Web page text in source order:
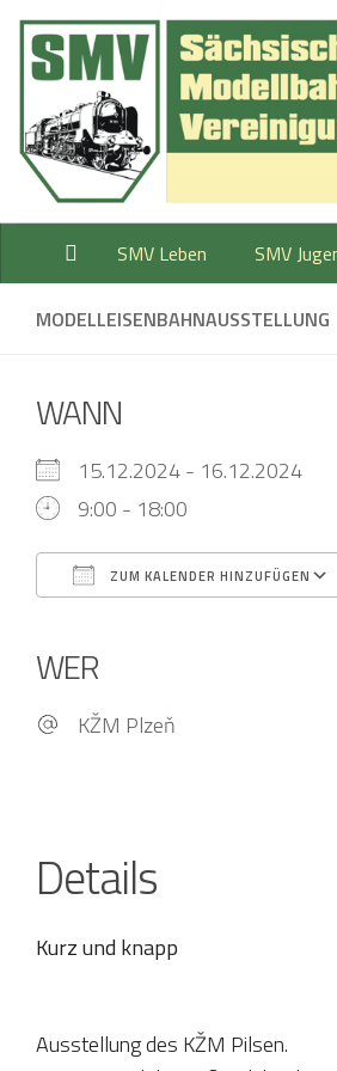
Zum Inhalt springen
SMV Leben SMV
MODELLEISENBAHNAUSSTELLUNG
WANN
15.12.2024 - 16.12.2024
9:00 - 18:00
ZUM KALENDER HINZUFÜGEN
WER
KŽM Plzeň
Details
Kurz und knapp
Ausstellung des KŽM Pilsen.